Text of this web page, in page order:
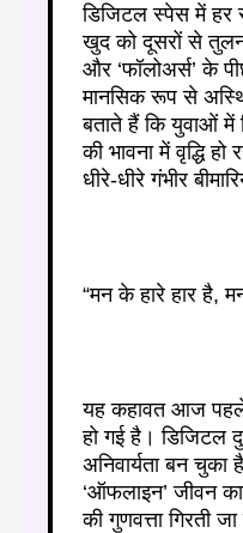
डिजिटल स्पेस में हर
खुद को दूसरों से
और ‘फॉलोअर्स’ के
मानसिक रूप से
बताते हैं कि युवाओं
की भावना में वृद्धि
धीरे-धीरे गंभीर
“मन के हारे हार है,
यह कहावत आज
हो गई है। डिजिटल
अनिवार्यता बन
‘ऑफलाइन’ जीवन
की गुणवत्ता गिरती